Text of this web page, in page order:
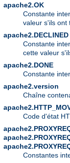
apache2.OK
Constante
valeur s'ils ont
apache2.DECLINED
Constante
cette valeur
apache2.DONE
Constante
apache2.version
Chaîne
Code d'état
Constantes